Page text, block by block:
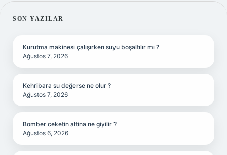
SIDEBAR
SON YAZILAR
Kurutma makinesi çalışırken suyu boşaltılır mı ?
Ağustos 7, 2026
Kehribara su değerse ne olur ?
Ağustos 7, 2026
Bomber ceketin altina ne giyilir ?
Ağustos 6, 2026